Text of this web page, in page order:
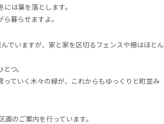
は葉を落とします。
暮らせますよ。
でいますが、家と家を区切るフェンスや柵はほとん
つ。
ていく木々の緑が、これからもゆっくりと町並み
のご案内を行っています。